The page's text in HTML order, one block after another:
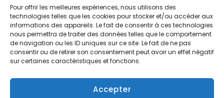
Pour offrir les meilleures expériences, nous utilisons des
technologies telles que les cookies pour stocker et/ou accéder aux
informations des appareils. Le fait de consentir à ces technologies
nous permettra de traiter des données telles que le comportement
de navigation ou les ID uniques sur ce site. Le fait de ne pas
consentir ou de retirer son consentement peut avoir un effet négatif
sur certaines caractéristiques et fonctions.
Accepter